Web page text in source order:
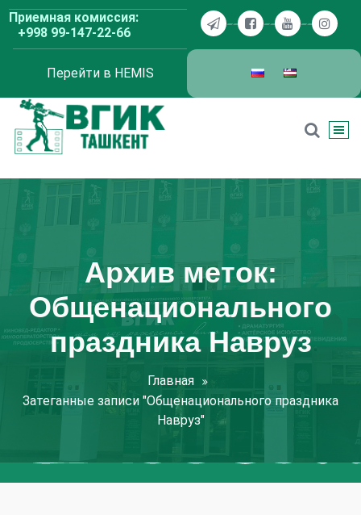
Перейти
содержимому
Приемная комиссия:
+998 99-147-22-66
Перейти в HEMIS
Архив меток:
Общенационального
праздника Навруз
Главная
Затеганные записи "Общенационального праздника
Навруз"